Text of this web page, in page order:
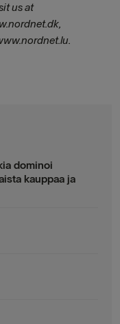
us at
dominoi
kauppaa ja